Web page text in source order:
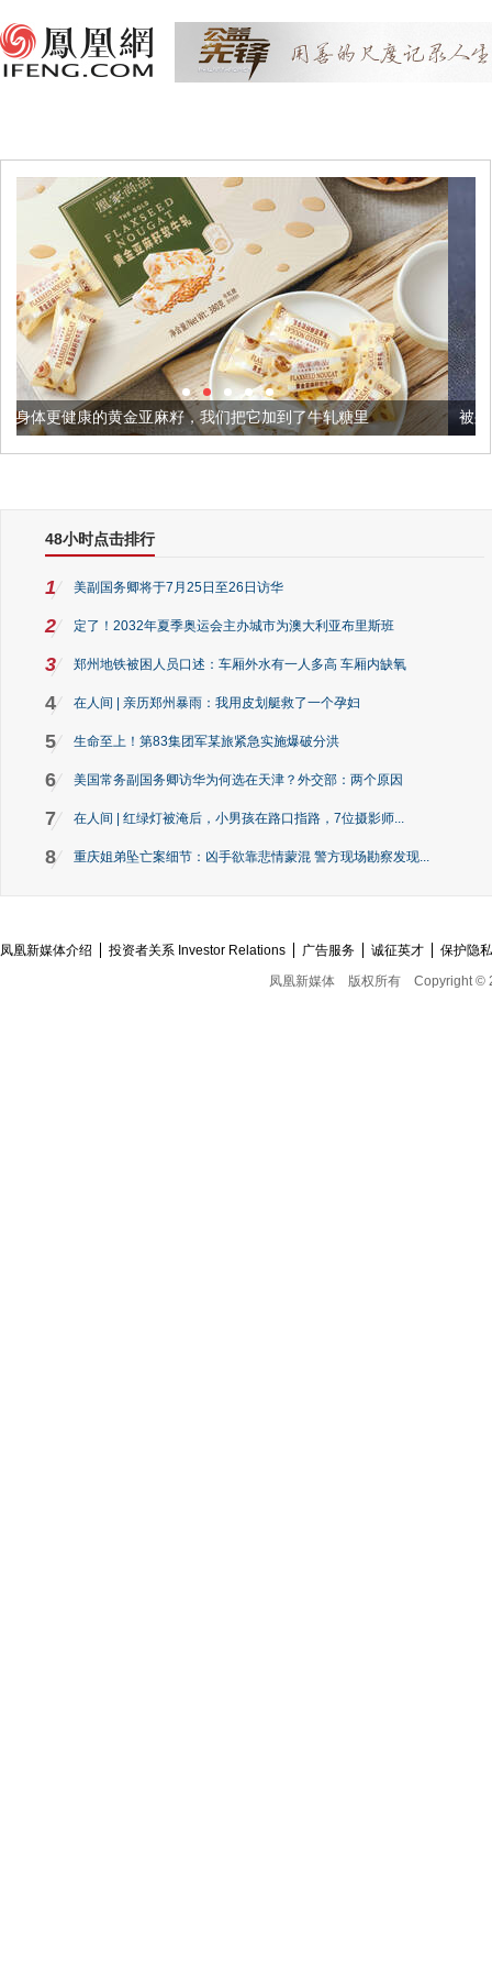
麻籽，我们把它加到了牛轧糖里 被列入佛家七宝的它到底
48小时点击排行
1 美副国务卿将于7月25日至26日访华
2 定了！2032年夏季奥运会主办城市为澳大利亚布里斯班
3 郑州地铁被困人员口述：车厢外水有一人多高 车厢内缺氧
4 在人间 | 亲历郑州暴雨：我用皮划艇救了一个孕妇
5 生命至上！第83集团军某旅紧急实施爆破分洪
6 美国常务副国务卿访华为何选在天津？外交部：两个原因
7 在人间 | 红绿灯被淹后，小男孩在路口指路，7位摄影师...
8 重庆姐弟坠亡案细节：凶手欲靠悲情蒙混 警方现场勘察发现...
凤凰新媒体介绍 投资者关系 Investor Relations 广告服务 诚征英才
保护隐
凤凰新媒体
版权所有 Copyright ©